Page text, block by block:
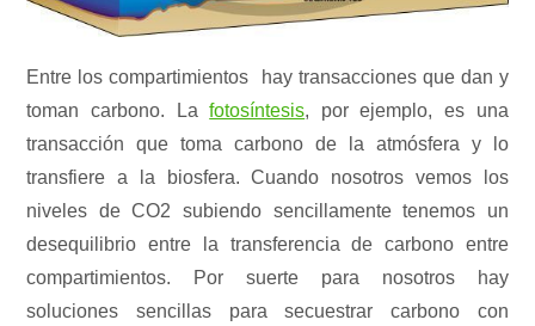
Entre los compartimientos hay transacciones que dan y
toman carbono. Lafotosíntesis, por ejemplo, es una
transacción que toma carbono de la atmósfera y lo
transfiere a la biosfera. Cuando nosotros vemos los
niveles de CO2 subiendo sencillamente tenemos un
desequilibrio entre la transferencia de carbono entre
compartimientos. Por suerte para nosotros hay
soluciones sencillas para secuestrar carbono con